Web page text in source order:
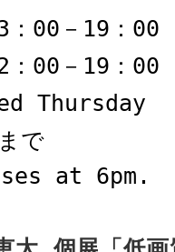
： 00 － 19 ： 00
： 00 － 19 ： 00
Thursday
で
at 6pm.